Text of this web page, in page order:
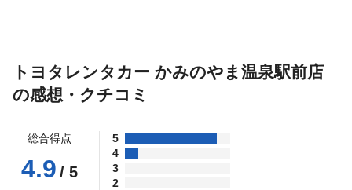
トヨタレンタカー かみのやま温泉駅前店
の感想・クチコミ
総合得点
4.9 / 5
5
4
3
2